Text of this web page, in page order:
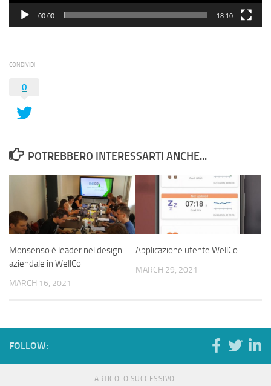
00:00 18:10
CONDIVIDI
0
POTREBBERO INTERESSARTI ANCHE...
Monsenso è leader nel design
aziendale in WellCo
MARCH 16, 2021
Applicazione utente WellCo
MARCH 29, 2021
FOLLOW:
ARTICOLO SUCCESSIVO